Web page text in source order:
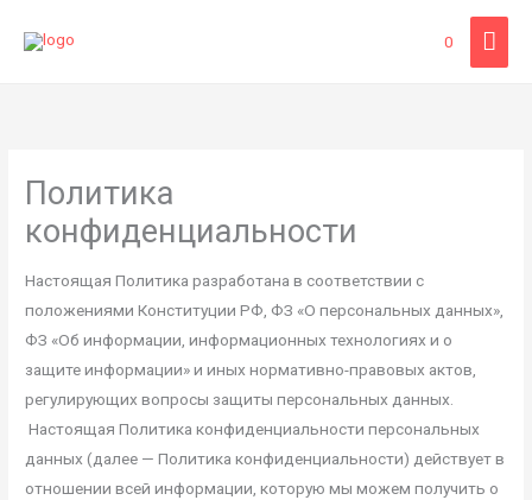
0
Политика
конфиденциальности
Настоящая Политика разработана в соответствии с
положениями Конституции РФ, ФЗ «О персональных данных»,
ФЗ «Об информации, информационных технологиях и о
защите информации» и иных нормативно-правовых актов,
регулирующих вопросы защиты персональных данных.
Настоящая Политика конфиденциальности персональных
данных (далее — Политика конфиденциальности) действует в
отношении всей информации, которую мы можем получить о